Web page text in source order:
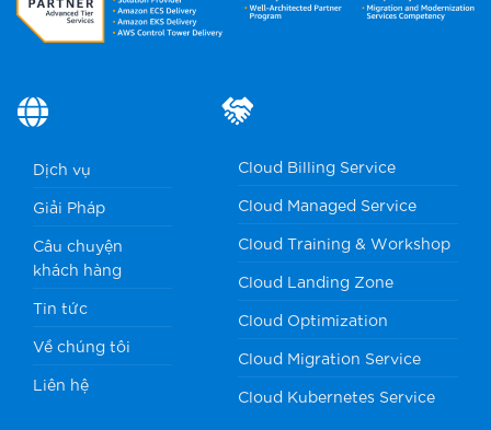
Dịch vụ
Giải Pháp
Câu chuyện
khách hàng
Tin tức
Về chúng tôi
Liên hệ
Cloud Billing Service
Cloud Managed Service
Cloud Training & Workshop
Cloud Landing Zone
Cloud Optimization
Cloud Migration Service
Cloud Kubernetes Service